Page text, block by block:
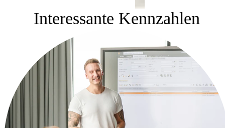
Interessante Kennzahlen